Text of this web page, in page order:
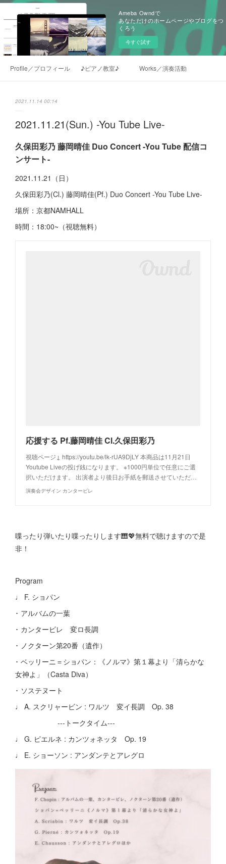
Ameba Owndで
あなただけのホームページやブログをつ
くろう
今すぐ試す
Profile／プロフィール ♪ピアノ教室♪ Works／演奏活動
2021.11.14 00:14
2021.11.21(Sun.) -You Tube Live-
久保田彩乃 藤岡晴佳 Duo Concert -You Tube 配信コ
ンサート-
2021.11.21（日）
久保田彩乃(Cl.) 藤岡晴佳(Pf.) Duo Concert -You Tube Live-
場所：京都NAMHALL
時間：18:00~（視聴無料）
応援する Pf.藤岡晴佳 Cl.久保田彩乃
視聴ページ↓ https://youtu.be/lk-rUA9DjLY 本商品は11月21日
Youtube Liveの投げ銭になります。 ※1000円単位で任意にご選
択いただけます。 出演者より後日お手紙を郵送させていただ…
演奏会デザイン カンタービレ
喋ったり弾いたり喋ったりします🎹💖無料で聴けますので是
非！
Program
♩ F. ショパン
･ アルバムの一葉
･ カンタービレ 変ロ長調
･ ノクターン第20番（遺作）
･ ベッリーニ＝ショパン：《ノルマ》第１幕より「清らかな
女神よ」（Casta Diva）
･ ソステヌート
♩ A. スクリャービン : ワルツ 変イ長調 Op. 38
---トークタイム---
♩ G. ピエルネ : カンツォネッタ Op. 19
♩ E. ショーソン : アンダンテとアレグロ